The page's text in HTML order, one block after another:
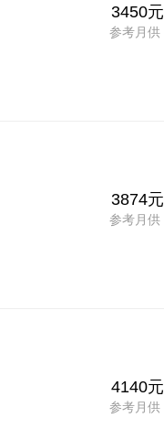
3450元
参考月供
3874元
参考月供
4140元
参考月供